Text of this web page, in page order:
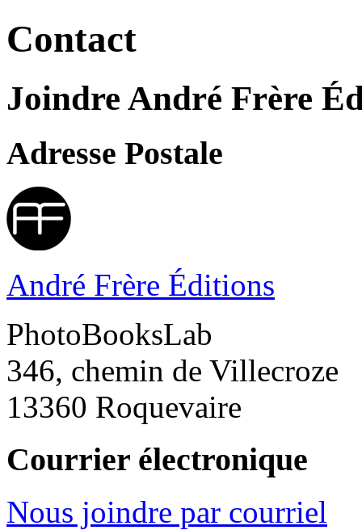
Contact
Joindre André Frère
Adresse Postale
André Frère Éditions
PhotoBooksLab
346, chemin de Villecroze
13360 Roquevaire
Courrier électronique
Nous joindre par courriel